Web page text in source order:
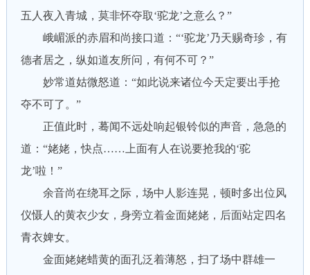
五人夜入青城，莫非怀夺取‘驼龙’之意么？”
峨嵋派的赤眉和尚接口道：“‘驼龙’乃天赐奇珍，有
德者居之，纵如道友所问，有何不可？”
妙常道姑微怒道：“如此说来诸位今天定要出手抢
夺不可了。”
正值此时，蓦闻不远处响起银铃似的声音，急急的
道：“姥姥，快点……上面有人在说要抢我的‘驼
龙’啦！”
余音尚在绕耳之际，场中人影连晃，顿时多出位风
仪慑人的黄衣少女，身旁立着金面姥姥，后面站定四名
青衣婢女。
金面姥姥蜡黄的面孔泛着薄怒，扫了场中群雄一